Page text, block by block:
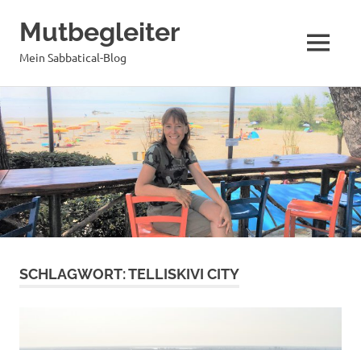
Inhalt
springen
Mutbegleiter
Mein Sabbatical-Blog MENÜ
SCHLAGWORT:TELLISKIVI CITY